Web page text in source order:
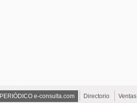
PERIÓDICO e-consulta.com Directorio Ventas